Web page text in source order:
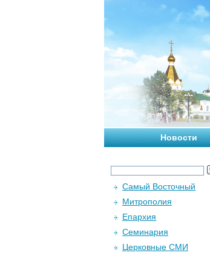
Новости
Самый Восточный
Митрополия
Епархия
Семинария
Церковные СМИ